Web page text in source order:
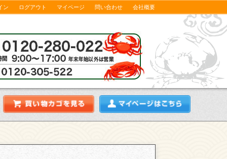
会社概要
問い合わせ
マイページ
ログアウト
ン